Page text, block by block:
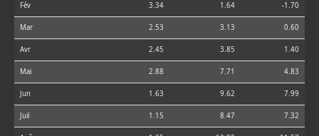
Fév 3.34 1.64 -1.70
Mar 2.53 3.13 0.60
Avr 2.45 3.85 1.40
Mai 2.88 7.71 4.83
Jun 1.63 9.62 7.99
Juil 1.15 8.47 7.32